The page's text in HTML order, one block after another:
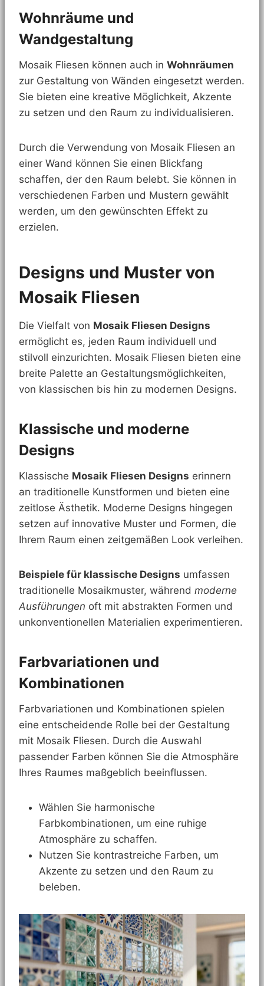
Wohnräume und
Wandgestaltung
Mosaik Fliesen können auch in Wohnräumen
zur Gestaltung von Wänden eingesetzt werden.
Sie bieten eine kreative Möglichkeit, Akzente
zu setzen und den Raum zu individualisieren.
Durch die Verwendung von Mosaik Fliesen an
einer Wand können Sie einen Blickfang
schaffen, der den Raum belebt. Sie können in
verschiedenen Farben und Mustern gewählt
werden, um den gewünschten Effekt zu
erzielen.
Designs und Muster von
Mosaik Fliesen
Die Vielfalt von Mosaik Fliesen Designs
ermöglicht es, jeden Raum individuell und
stilvoll einzurichten. Mosaik Fliesen bieten eine
breite Palette an Gestaltungsmöglichkeiten,
von klassischen bis hin zu modernen Designs.
Klassische und moderne
Designs
Klassische Mosaik Fliesen Designs erinnern
an traditionelle Kunstformen und bieten eine
zeitlose Ästhetik. Moderne Designs hingegen
setzen auf innovative Muster und Formen, die
Ihrem Raum einen zeitgemäßen Look verleihen.
Beispiele für klassische Designs umfassen
traditionelle Mosaikmuster, während moderne
Ausführungen oft mit abstrakten Formen und
unkonventionellen Materialien experimentieren.
Farbvariationen und
Kombinationen
Farbvariationen und Kombinationen spielen
eine entscheidende Rolle bei der Gestaltung
mit Mosaik Fliesen. Durch die Auswahl
passender Farben können Sie die Atmosphäre
Ihres Raumes maßgeblich beeinflussen.
Wählen Sie harmonische
Farbkombinationen, um eine ruhige
Atmosphäre zu schaffen.
Nutzen Sie kontrastreiche Farben, um
Akzente zu setzen und den Raum zu
beleben.